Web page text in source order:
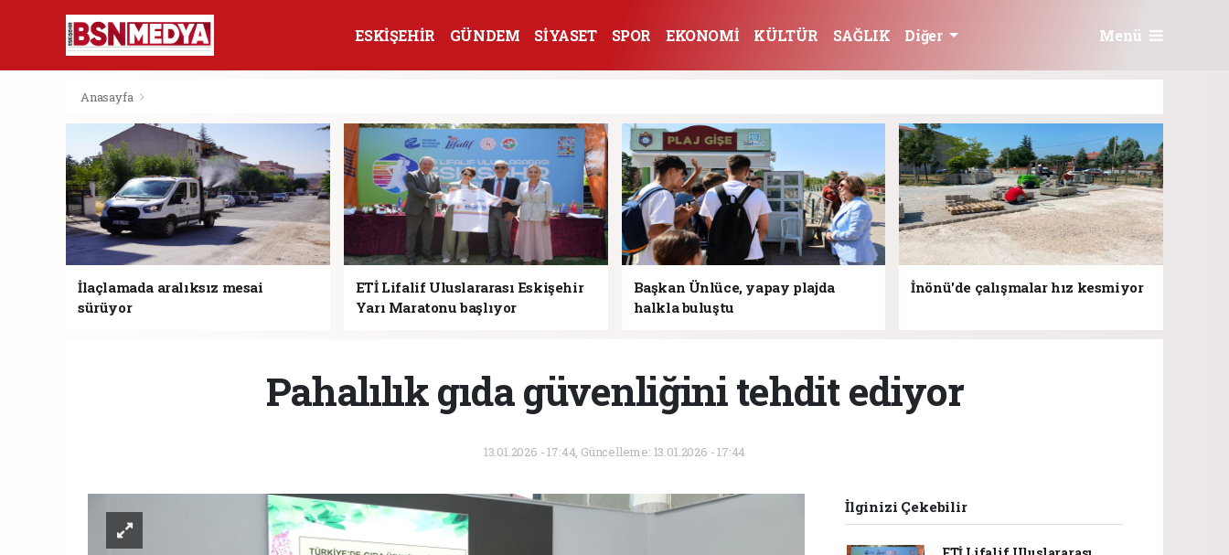
ESKİŞEHİR GÜNDEM SİYASET SPOR EKONOMİ KÜLTÜR SAĞLIK Diğer Menü
Anasayfa
İlaçlamada aralıksız mesai
sürüyor
ETİ Lifalif Uluslararası Eskişehir
Yarı Maratonu başlıyor
Başkan Ünlüce, yapay plajda
halkla buluştu
İnönü'de çalışmalar hız kesmiyor
Pahalılık gıda güvenliğini tehdit ediyor
13.01.2026 - 17:44, Güncelleme: 13.01.2026 - 17:44
İlginizi Çekebilir